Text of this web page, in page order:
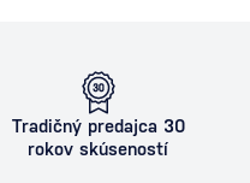
Tradičný predajca 30
rokov skúseností